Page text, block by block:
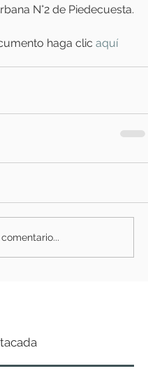
N°2 de Piedecuesta.
haga clic aquí